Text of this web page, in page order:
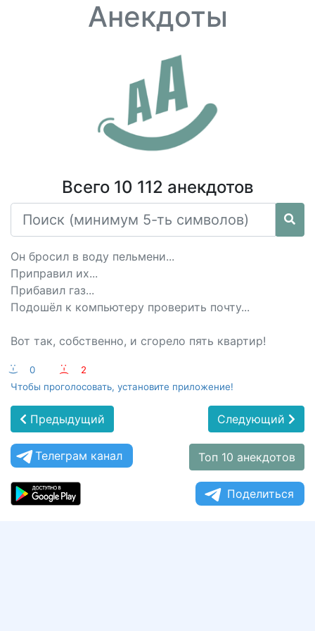
Анекдоты
Всего 10 112 анекдотов
Он бросил в воду пельмени...
Приправил их...
Прибавил газ...
Подошёл к компьютеру проверить почту...
Вот так, собственно, и сгорело пять квартир!
:-) 0 :-(
2
Чтобы проголосовать, установите приложение!
Предыдущий Следующий
Телеграм канал Топ 10 анекдотов
Поделиться